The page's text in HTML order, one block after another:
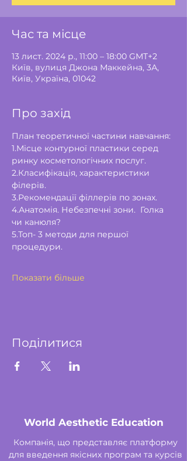
Час та місце
13 лист. 2024 р., 11:00 – 18:00 GMT+2
Київ, вулиця Джона Маккейна, 3А,
Київ, Україна, 01042
Про захід
План теоретичної частини навчання:
1.Місце контурної пластики серед
ринку косметологічних послуг.
2.Класифікація, характеристики
філерів.
3.Рекомендації філлерів по зонах.
4.Анатомія. Небезпечні зони.  Голка
чи канюля?
5.Топ- 3 методи для першої
процедури.
Показати більше
Поділитися
World Aesthetic Education
Компанія, що представляє платформу
для введення якісних програм та курсів